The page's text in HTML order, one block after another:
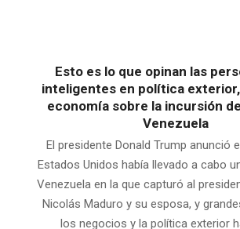
Esto es lo que opinan las
inteligentes en política
economía sobre la incursión
Venezuela
El presidente Donald Trump anunció
Estados Unidos había llevado a cabo
Venezuela en la que capturó al
Nicolás Maduro y su esposa, y
los negocios y la política exterior